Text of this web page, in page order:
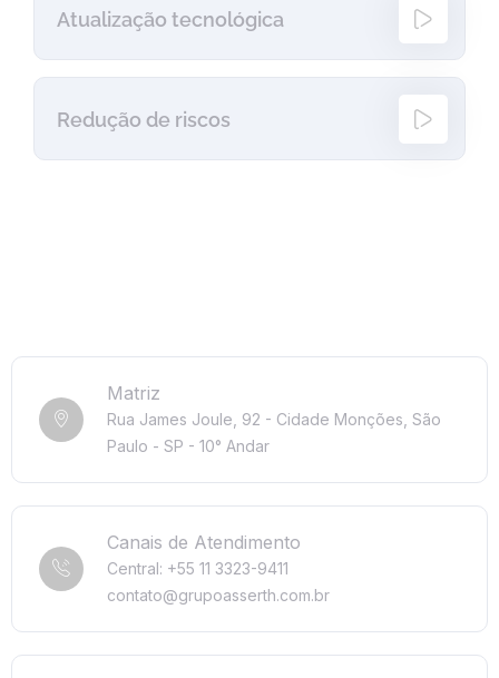
Atualização tecnológica
Redução de riscos
Matriz
Rua James Joule, 92 - Cidade Monções, São
Paulo - SP - 10° Andar
Canais de Atendimento
Central: +55 11 3323-9411
contato@grupoasserth.com.br